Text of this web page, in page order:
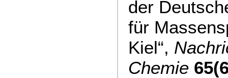
der
für
Kiel“,
Chemie